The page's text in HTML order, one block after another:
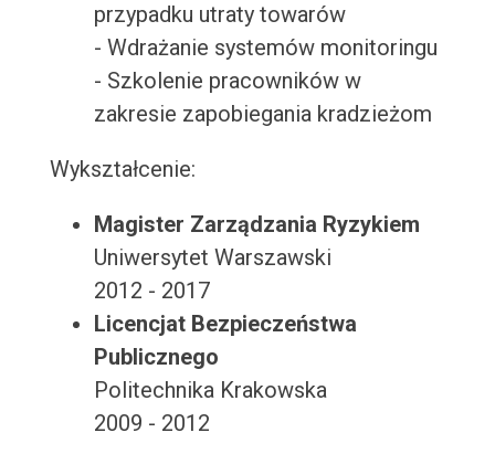
przypadku utraty towarów
- Wdrażanie systemów monitoringu
- Szkolenie pracowników w
zakresie zapobiegania kradzieżom
Wykształcenie:
Magister Zarządzania Ryzykiem
Uniwersytet Warszawski
2012 - 2017
Licencjat Bezpieczeństwa
Publicznego
Politechnika Krakowska
2009 - 2012